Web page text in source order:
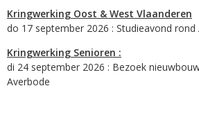
Kringwerking Oost & West Vlaanderen
do 17 september 2026 : Studieavond rond
Kringwerking Senioren :
di 24 september 2026 : Bezoek
Averbode